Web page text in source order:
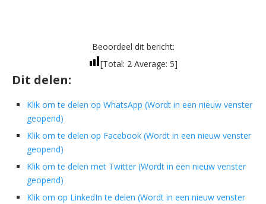
Beoordeel dit bericht:
[Total: 2 Average: 5]
Dit delen:
Klik om te delen op WhatsApp (Wordt in een nieuw venster
geopend)
Klik om te delen op Facebook (Wordt in een nieuw venster
geopend)
Klik om te delen met Twitter (Wordt in een nieuw venster
geopend)
Klik om op LinkedIn te delen (Wordt in een nieuw venster